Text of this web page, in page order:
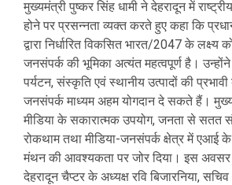
मुख्यमंत्री पुष्कर सिंह धामी ने देहरादून में
होने पर प्रसन्नता व्यक्त करते हुए कहा कि
द्वारा निर्धारित विकसित भारत/2047 के लक्ष्य
जनसंपर्क की भूमिका अत्यंत महत्वपूर्ण है।
पर्यटन, संस्कृति एवं स्थानीय उत्पादों की प्रभावी
जनसंपर्क माध्यम अहम योगदान दे सकते हैं।
मीडिया के सकारात्मक उपयोग, जनता से सतत
रोकथाम तथा मीडिया-जनसंपर्क क्षेत्र में एआई
मंथन की आवश्यकता पर जोर दिया। इस
देहरादून चैप्टर के अध्यक्ष रवि बिजारनिया,